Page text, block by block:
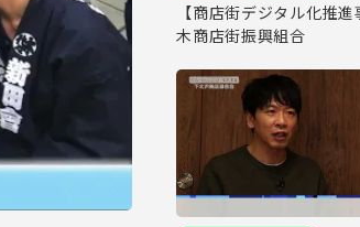
【商店街デジタル化推
木商店街振興組合